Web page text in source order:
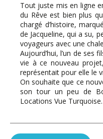
Tout juste mis en ligne
du Rêve est bien plus
chargé d’histoire,
de Jacqueline, qui a su,
voyageurs avec une
Aujourd’hui, l’un de ses
vie à ce nouveau
représentait pour elle le
On souhaite que ce
son tour un peu de
Locations Vue Turquoise.